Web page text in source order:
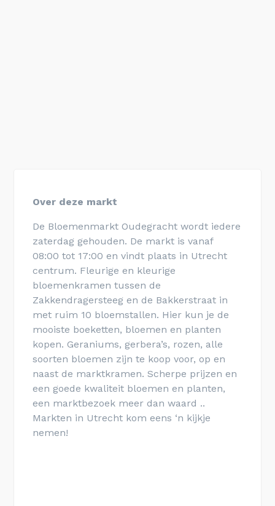
Over deze markt
De Bloemenmarkt Oudegracht wordt iedere
zaterdag gehouden. De markt is vanaf
08:00 tot 17:00 en vindt plaats in Utrecht
centrum. Fleurige en kleurige
bloemenkramen tussen de
Zakkendragersteeg en de Bakkerstraat in
met ruim 10 bloemstallen. Hier kun je de
mooiste boeketten, bloemen en planten
kopen. Geraniums, gerbera’s, rozen, alle
soorten bloemen zijn te koop voor, op en
naast de marktkramen. Scherpe prijzen en
een goede kwaliteit bloemen en planten,
een marktbezoek meer dan waard ..
Markten in Utrecht kom eens ‘n kijkje
nemen!